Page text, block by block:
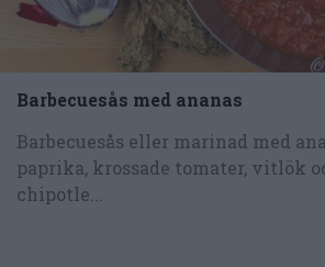
Barbecuesås med ananas
Barbecuesås eller marinad med
paprika, krossade tomater, vitlök
chipotle...